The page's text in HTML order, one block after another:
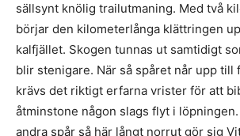
sällsynt knölig trailutmaning. Med två
börjar den kilometerlånga klättringen
kalfjället. Skogen tunnas ut samtidigt
blir stenigare. När så spåret når upp till
krävs det riktigt erfarna vrister för att
åtminstone någon slags flyt i
andra spår så här långt norrut gör sig